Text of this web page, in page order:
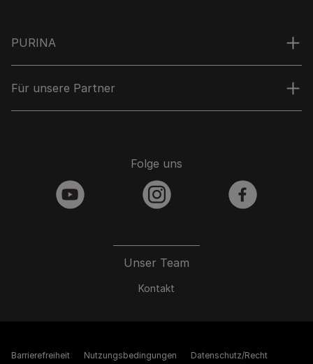
PURINA
Für unsere Partner
Unser Team
Kontakt
Folge uns
youtube instagram facebook
Barrierefreiheit Nutzungsbedingungen Datenschutz/Recht